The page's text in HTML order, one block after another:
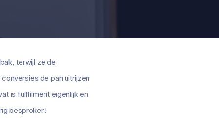
terwijl ze de
de pan uitrijzen
is fullfilment eigenlijk en
besproken!